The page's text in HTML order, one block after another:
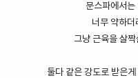
문스파에서는
너무 약하
그냥 근육을 살
둘다 같은 강도로 받은